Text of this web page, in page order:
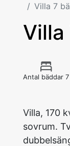
Villa 7
Antal bäddar 7
Villa, 170
sovrum.